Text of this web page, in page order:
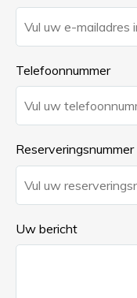
Telefoonnummer
Reserveringsnummer
Uw bericht